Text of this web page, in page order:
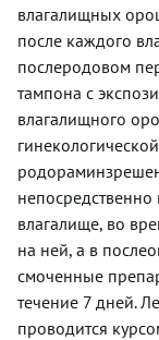
влагалищных
после каждого
послеродовом
тампона с
влагалищного
влагалище, во
на ней, а в
смоченные
течение 7 дней.
проводится